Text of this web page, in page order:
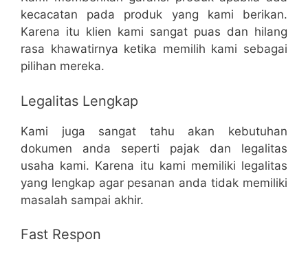
kecacatan pada produk yang kami berikan.
Karena itu klien kami sangat puas dan hilang
rasa khawatirnya ketika memilih kami sebagai
pilihan mereka.
Legalitas Lengkap
Kami juga sangat tahu akan kebutuhan
dokumen anda seperti pajak dan legalitas
usaha kami. Karena itu kami memiliki legalitas
yang lengkap agar pesanan anda tidak memiliki
masalah sampai akhir.
Fast Respon